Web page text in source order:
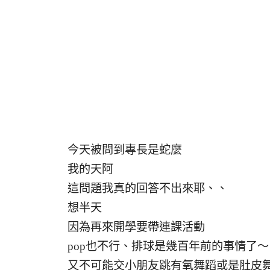
今天被問到專長是蛇麼
我的天阿
這問題我真的回答不出來耶、、
想半天
因為再來開學要帶連課活動
pop也不行、排球是幾百年前的事情了～
又不可能交小朋友跳有氧舞蹈或是肚皮